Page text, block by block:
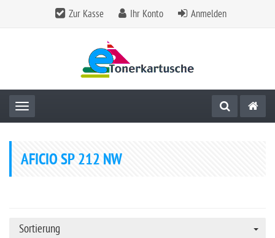
Zur Kasse Ihr Konto Anmelden
Toggle navigation
AFICIO SP 212 NW
Sortierung